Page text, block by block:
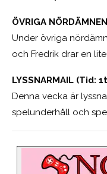
ÖVRIGA
Under övriga
och Fredrik drar en
LYSSNARMAIL (Tid:
Denna vecka är
spelunderhåll och